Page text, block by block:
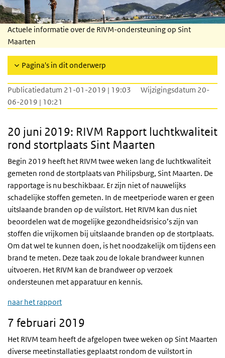
Actuele informatie over de RIVM-ondersteuning op Sint
Maarten
Pagina's in dit onderwerp
Publicatiedatum 21-01-2019 | 19:03
Wijzigingsdatum 20-
06-2019 | 10:21
20 juni 2019: RIVM Rapport luchtkwaliteit
rond stortplaats Sint Maarten
Begin 2019 heeft het RIVM twee weken lang de luchtkwaliteit
gemeten rond de stortplaats van Philipsburg, Sint Maarten. De
rapportage is nu beschikbaar. Er zijn niet of nauwelijks
schadelijke stoffen gemeten. In de meetperiode waren er geen
uitslaande branden op de vuilstort. Het RIVM kan dus niet
beoordelen wat de mogelijke gezondheidsrisico’s zijn van
stoffen die vrijkomen bij uitslaande branden op de stortplaats.
Om dat wel te kunnen doen, is het noodzakelijk om tijdens een
brand te meten. Deze taak zou de lokale brandweer kunnen
uitvoeren. Het RIVM kan de brandweer op verzoek
ondersteunen met apparatuur en kennis.
naar het rapport
7 februari 2019
Het RIVM team heeft de afgelopen twee weken op Sint Maarten
diverse meetinstallaties geplaatst rondom de vuilstort in